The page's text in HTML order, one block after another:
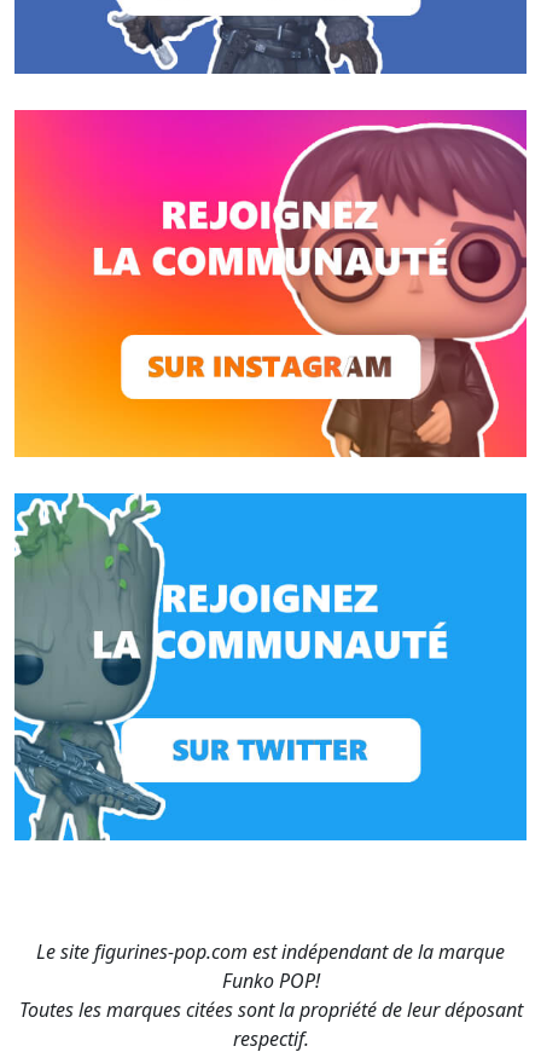
Le site figurines-pop.com est indépendant de la marque
Funko POP!
Toutes les marques citées sont la propriété de leur déposant
respectif.